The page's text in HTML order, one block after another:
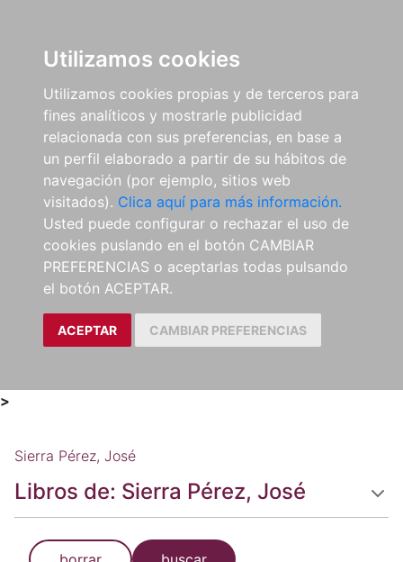
Utilizamos cookies
Utilizamos cookies propias y de terceros para
fines analíticos y mostrarle publicidad
relacionada con sus preferencias, en base a
un perfil elaborado a partir de su hábitos de
navegación (por ejemplo, sitios web
visitados). Clica aquí para más información.
Usted puede configurar o rechazar el uso de
cookies puslando en el botón CAMBIAR
PREFERENCIAS o aceptarlas todas pulsando
el botón ACEPTAR.
ACEPTAR CAMBIAR PREFERENCIAS
>
Sierra Pérez, José
Libros de: Sierra Pérez, José